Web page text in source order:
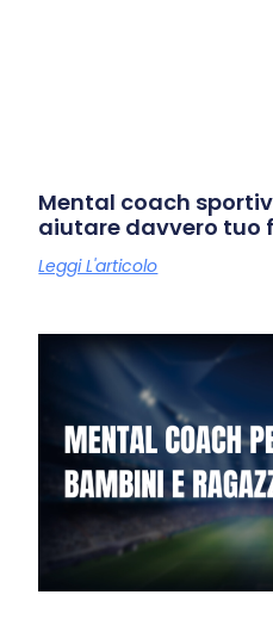
Mental coach
aiutare davvero tuo
Leggi L'articolo